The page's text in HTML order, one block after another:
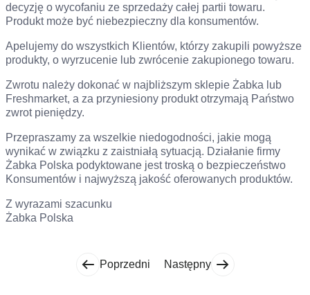
decyzję o wycofaniu ze sprzedaży całej partii towaru.
Produkt może być niebezpieczny dla konsumentów.
Apelujemy do wszystkich Klientów, którzy zakupili powyższe
produkty, o wyrzucenie lub zwrócenie zakupionego towaru.
Zwrotu należy dokonać w najbliższym sklepie Żabka lub
Freshmarket, a za przyniesiony produkt otrzymają Państwo
zwrot pieniędzy.
Przepraszamy za wszelkie niedogodności, jakie mogą
wynikać w związku z zaistniałą sytuacją. Działanie firmy
Żabka Polska podyktowane jest troską o bezpieczeństwo
Konsumentów i najwyższą jakość oferowanych produktów.
Z wyrazami szacunku
Żabka Polska
Poprzedni Następny